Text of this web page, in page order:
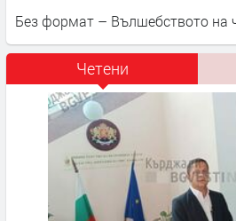
Без формат – Вълшебството на
Четени